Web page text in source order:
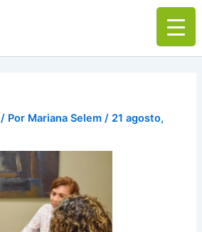
Main
/ Por Mariana Selem/ 21 agosto,